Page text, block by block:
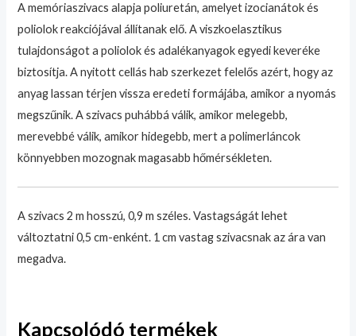
A memóriaszivacs alapja poliuretán, amelyet izocianátok és
poliolok reakciójával állítanak elő. A viszkoelasztikus
tulajdonságot a poliolok és adalékanyagok egyedi keveréke
biztosítja. A nyitott cellás hab szerkezet felelős azért, hogy az
anyag lassan térjen vissza eredeti formájába, amikor a nyomás
megszűnik. A szivacs puhábbá válik, amikor melegebb,
merevebbé válik, amikor hidegebb, mert a polimerláncok
könnyebben mozognak magasabb hőmérsékleten.
A szivacs 2 m hosszú, 0,9 m széles. Vastagságát lehet
változtatni 0,5 cm-enként. 1 cm vastag szivacsnak az ára van
megadva.
Kapcsolódó termékek